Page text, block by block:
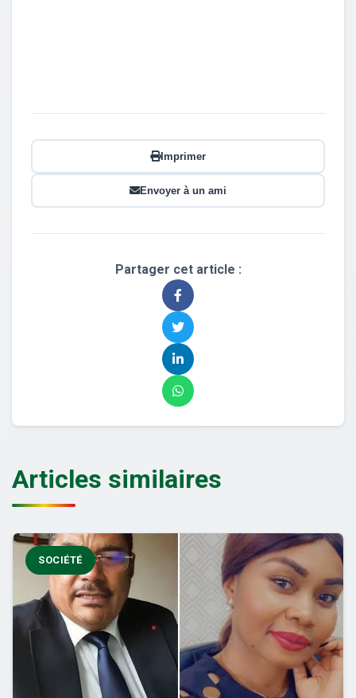
Imprimer
Envoyer à un ami
Partager cet article :
Articles similaires
SOCIÉTÉ